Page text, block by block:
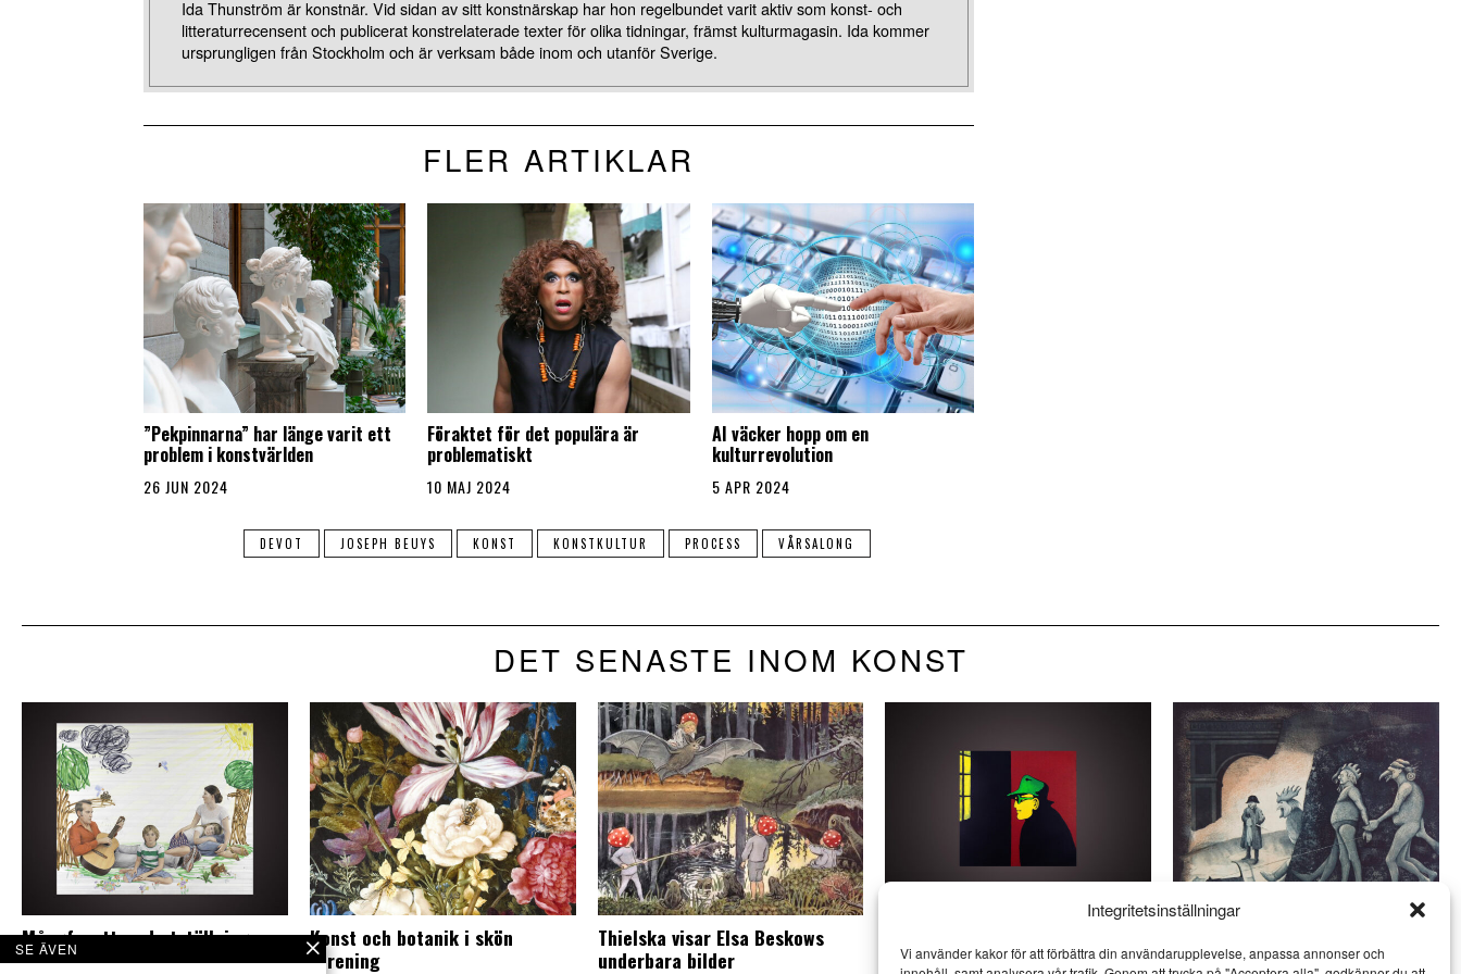
Integritetsinställningar
Vi använder kakor för att förbättra din användarupplevelse, anpassa annonser och
Ida Thunström är konstnär. Vid sidan av sitt konstnärskap har hon regelbundet varit aktiv som konst- och
litteraturrecensent och publicerat konstrelaterade texter för olika tidningar, främst kulturmagasin. Ida kommer
ursprungligen från Stockholm och är verksam både inom och utanför Sverige.
FLER ARTIKLAR
”Pekpinnarna” har länge varit ett
problem i konstvärlden
26 JUN 2024
Föraktet för det populära är
problematiskt
10 MAJ 2024
AI väcker hopp om en
kulturrevolution
5 APR 2024
DEVOT JOSEPH BEUYS KONST KONSTKULTUR PROCESS VÅRSALONG
DET SENASTE INOM KONST
Mångfasetterad utställning om
fenomenet familj
Konst och botanik i skön
förening
Thielska visar Elsa Beskows
underbara bilder
besök i Eslöv
med värme
SE ÄVEN